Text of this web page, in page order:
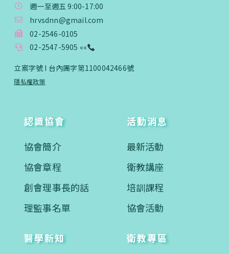
週一至週五 9:00-17:00
hrvsdnn@gmail.com
02-2546-0105
02-2547-5905 ««
立案字號 I 台內團字第1100042466號
隱私權政策
認識協會
協會簡介
協會章程
創會理事長的話
理監事名單
活動消息
最新活動
衛教講座
培訓課程
協會活動
醫學新知
衛教專區
會審核通過後即通知您進行繳費，繳費資訊如下
——
個人會員:
入會費新臺幣1200元，於會員入會時繳納；常年會
費1200元，於每年度繳納。
團體會員:
入會費新臺幣3000元，於會員入會時繳納；常年會
費3000元，於每年度繳納。
戶名: 社團法人台灣自律神經健康培訓暨發展協會